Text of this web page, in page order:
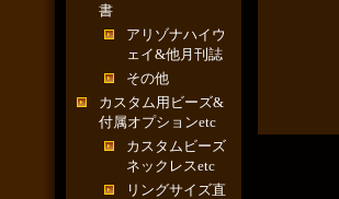
書
アリゾナハイウ
ェイ&他月刊誌
その他
カスタム用ビーズ&
付属オプションetc
カスタムビーズ
ネックレスetc
リングサイズ直